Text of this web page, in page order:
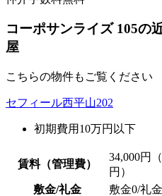
コーポサンライズ 105の
屋
こちらの物件もご覧ください
セフィール西平山202
初期費用10万円以下
賃料（管理費）
34,000円
円）
敷金/礼金 敷金0/礼